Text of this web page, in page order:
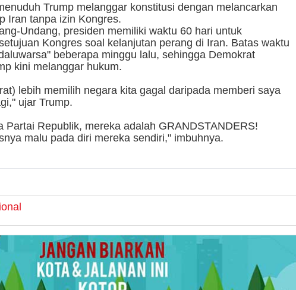
Trump melanggar konstitusi dengan melancarkan
Iran tanpa izin Kongres.
Undang, presiden memiliki waktu 60 hari untuk
Kongres soal kelanjutan perang di Iran. Batas waktu
beberapa minggu lalu, sehingga Demokrat
kini melanggar hukum.
lebih memilih negara kita gagal daripada memberi saya
ujar Trump.
Partai Republik, mereka adalah GRANDSTANDERS!
malu pada diri mereka sendiri," imbuhnya.